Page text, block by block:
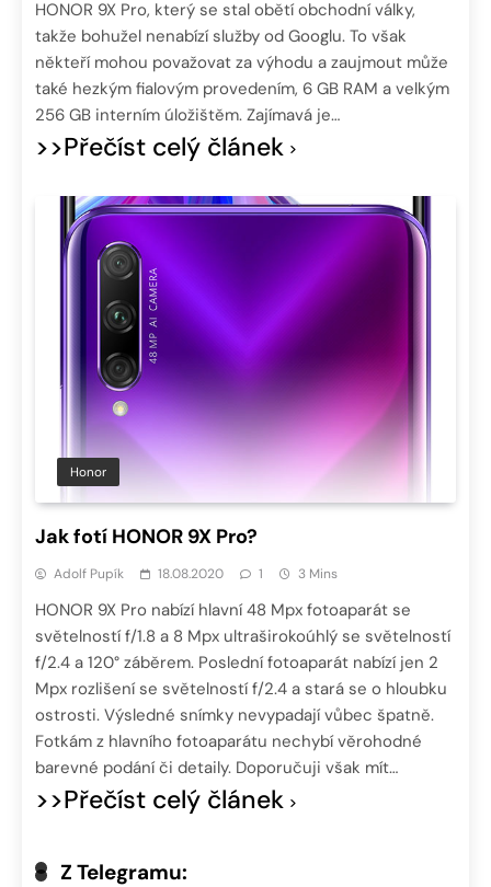
HONOR 9X Pro, který se stal obětí obchodní války,
takže bohužel nenabízí služby od Googlu. To však
někteří mohou považovat za výhodu a zaujmout může
také hezkým fialovým provedením, 6 GB RAM a velkým
256 GB interním úložištěm. Zajímavá je…
>>Přečíst celý článek
Honor
Jak fotí HONOR 9X Pro?
Adolf Pupík 18.08.2020 1 3 Mins
HONOR 9X Pro nabízí hlavní 48 Mpx fotoaparát se
světelností f/1.8 a 8 Mpx ultraširokoúhlý se světelností
f/2.4 a 120° záběrem. Poslední fotoaparát nabízí jen 2
Mpx rozlišení se světelností f/2.4 a stará se o hloubku
ostrosti. Výsledné snímky nevypadají vůbec špatně.
Fotkám z hlavního fotoaparátu nechybí věrohodné
barevné podání či detaily. Doporučuji však mít…
>>Přečíst celý článek
Z Telegramu: